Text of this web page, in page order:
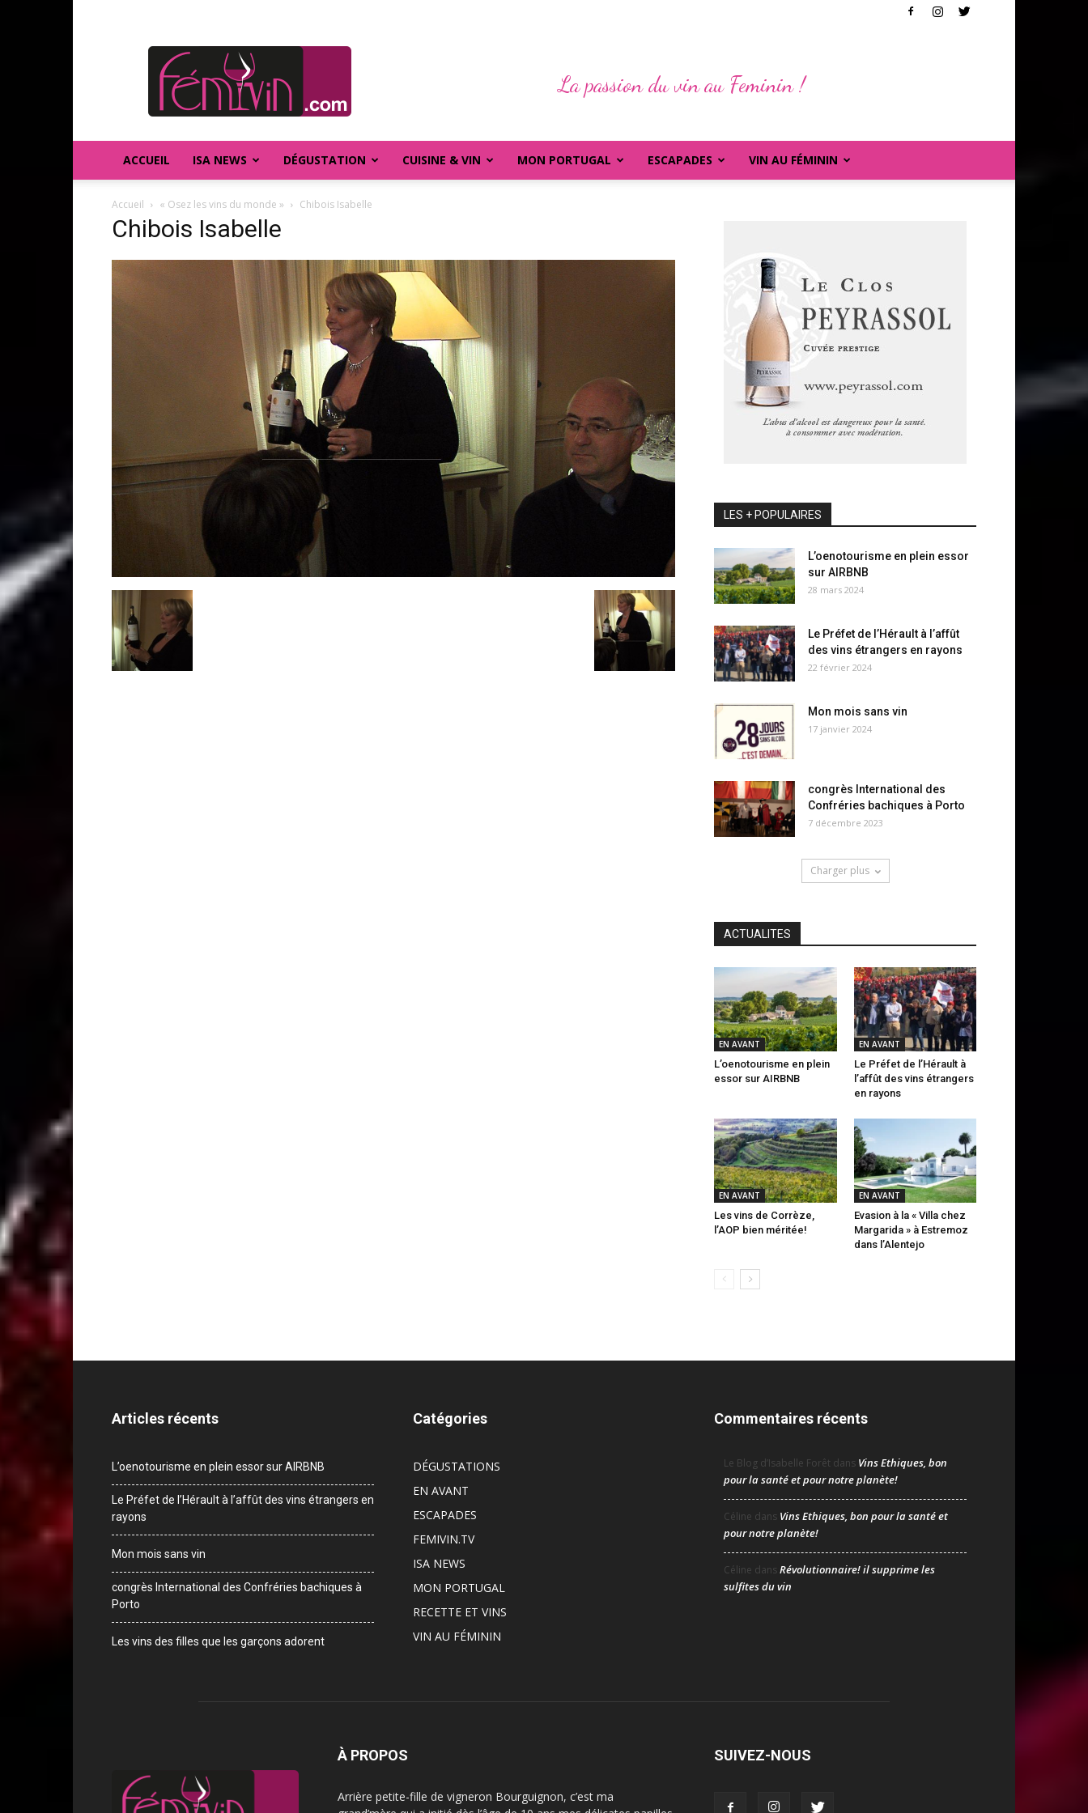
FEMIVIN
La passion du vin au Feminin !
ACCUEIL ISA NEWS DÉGUSTATION CUISINE & VIN MON PORTUGAL ESCAPADES VIN AU FÉMININ
Accueil « Osez les vins du monde » Chibois Isabelle
Chibois Isabelle
LES + POPULAIRES
L’oenotourisme en plein essor
sur AIRBNB
28 mars 2024
Le Préfet de l’Hérault à l’affût
des vins étrangers en rayons
22 février 2024
Mon mois sans vin
17 janvier 2024
congrès International des
Confréries bachiques à Porto
7 décembre 2023
Charger plus
ACTUALITES
EN AVANT
L’oenotourisme en plein
essor sur AIRBNB
EN AVANT
Le Préfet de l’Hérault à
l’affût des vins étrangers
en rayons
EN AVANT
Les vins de Corrèze,
l’AOP bien méritée!
EN AVANT
Evasion à la « Villa chez
Margarida » à Estremoz
dans l’Alentejo
Articles récents
L’oenotourisme en plein essor sur AIRBNB
Le Préfet de l’Hérault à l’affût des vins étrangers en
rayons
Mon mois sans vin
congrès International des Confréries bachiques à
Porto
Les vins des filles que les garçons adorent
Catégories
DÉGUSTATIONS
EN AVANT
ESCAPADES
FEMIVIN.TV
ISA NEWS
MON PORTUGAL
RECETTE ET VINS
VIN AU FÉMININ
Commentaires récents
Le Blog d’Isabelle Forêt dans Vins Ethiques, bon
pour la santé et pour notre planète!
Céline dans Vins Ethiques, bon pour la santé et
pour notre planète!
Céline dansRévolutionnaire! il supprime les
sulfites du vin
À PROPOS
Arrière petite-fille de vigneron Bourguignon, c’est ma
SUIVEZ-NOUS